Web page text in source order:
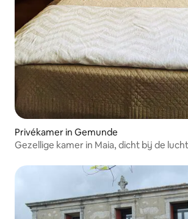
Privékamer in Gemunde
Gezellige kamer in Maia, dicht bij de